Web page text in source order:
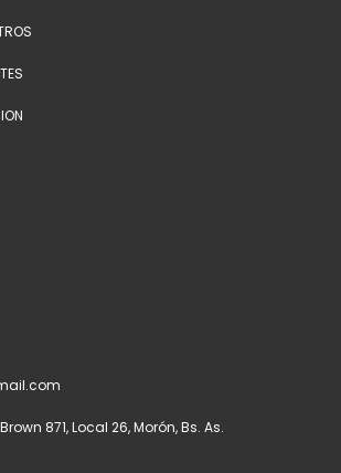
871, Local 26, Morón, Bs. As.